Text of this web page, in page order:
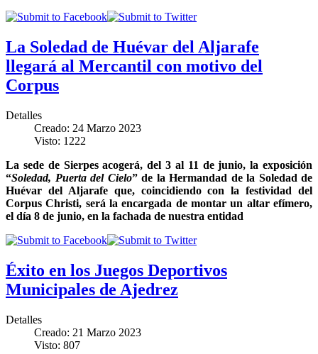
La Soledad de Huévar del Aljarafe
llegará al Mercantil con motivo del
Corpus
Detalles
Creado: 24 Marzo 2023
Visto: 1222
La sede de Sierpes acogerá, del 3 al 11 de junio, la exposición
“Soledad, Puerta del Cielo” de la Hermandad de la Soledad de
Huévar del Aljarafe que, coincidiendo con la festividad del
Corpus Christi, será la encargada de montar un altar efímero,
el día 8 de junio, en la fachada de nuestra entidad
Éxito en los Juegos Deportivos
Municipales de Ajedrez
Detalles
Creado: 21 Marzo 2023
Visto: 807